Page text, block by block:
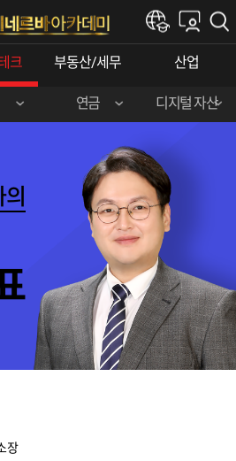
크 부동산/세무 산업
경e아카데미
실
주식)
연금 디지털자산
장